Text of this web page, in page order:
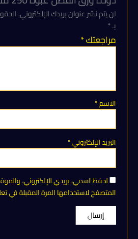
لن يتم نشر عنوان بريدك الإلكتروني.
بـ*
مراجعتك*
الاسم*
البريد الإلكتروني*
احفظ اسمي، بريدي الإلكتروني،
المتصفح لاستخدامها المرة المقبلة في